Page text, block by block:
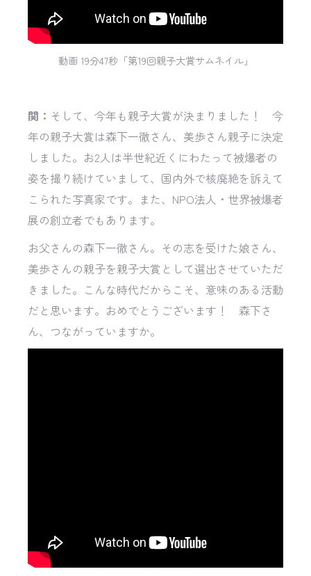
動画 19分47秒「第19回親子大賞サムネイル」
関： そして、今年も親子大賞が決まりました！ 今
年の親子大賞は森下一徹さん、美歩さん親子に決定
しました。お2人は半世紀近くにわたって被爆者の
姿を撮り続けていまして、国内外で核廃絶を訴えて
こられた写真家です。また、NPO法人・世界被爆者
展の創立者でもあります。
お父さんの森下一徹さん。その志を受けた娘さん、
美歩さんの親子を親子大賞として選出させていただ
きました。こんな時代だからこそ、意味のある活動
だと思います。おめでとうございます！ 森下さ
ん、つながっていますか。